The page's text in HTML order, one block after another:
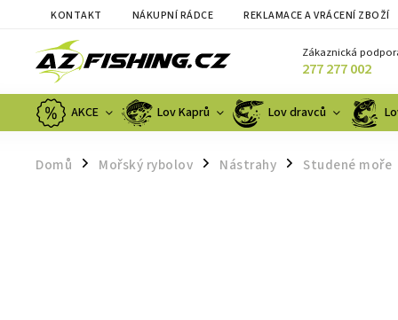
KONTAKT NÁKUPNÍ RÁDCE REKLAMACE A VRÁCENÍ ZBOŽÍ
Zákaznická
277 277 002
AKCE Lov Kaprů Lov dravců
Domů / Mořský rybolov / Nástrahy / Studené moře